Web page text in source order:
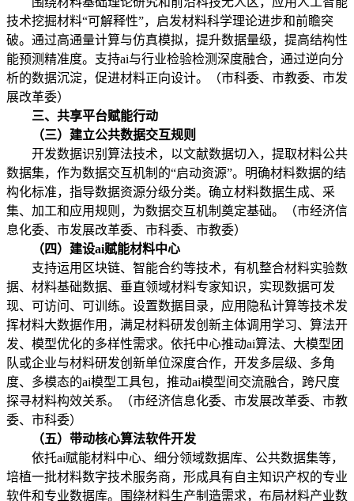
技术挖掘材料“可解释性”，启发材料科学理论进步和前瞻突
破。通过高通量计算与仿真模拟，提升数据量级，提高结构性
能预测精准度。支持ai与行业检验检测深度融合，通过逆向分
析的数据沉淀，促进材料正向设计。（市科委、市教委、市发
展改革委）
三、共享平台赋能行动
（三）建立公共数据交互规则
开发数据识别算法技术，以文献数据切入，提取材料公共
数据集，作为数据交互机制的“启动资源”。明确材料数据的结
构化标准，指导数据资源分级分类。确立材料数据生成、采
集、加工和应用规则，为数据交互机制奠定基础。（市经济信
息化委、市发展改革委、市科委、市教委）
（四）建设ai赋能材料中心
支持运用区块链、智能合约等技术，有机整合材料实验数
据、材料基础数据、垂直领域材料专家知识，实现数据可发
现、可访问、可训练。设置数据目录，应用隐私计算等技术发
挥材料大数据作用，满足材料研发创新主体调用学习、算法开
发、模型优化的多样性需求。依托中心推动ai算法、大模型团
队或企业与材料研发创新单位深度合作，开发多层级、多角
度、多模态的ai模型工具包，推动ai模型间交流融合，跨尺度
探寻材料构效关系。（市经济信息化委、市发展改革委、市教
委、市科委）
（五）带动核心算法软件开发
依托ai赋能材料中心、细分领域数据库、公共数据集等，
培植一批材料数字技术服务商，形成具有自主知识产权的专业
软件和专业数据库。围绕材料生产制造需求，布局材料产业数